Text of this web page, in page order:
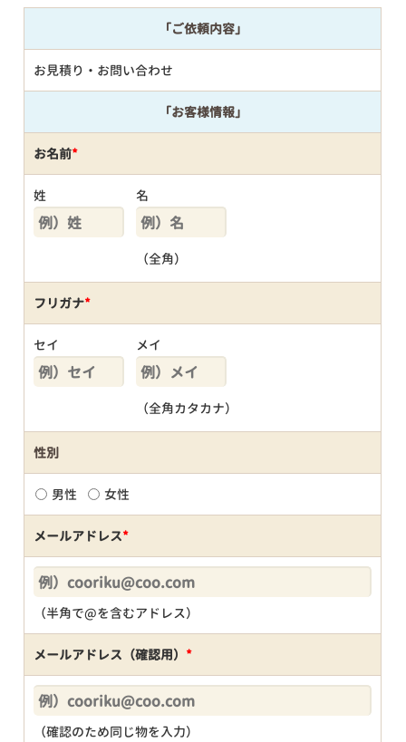
「ご依頼内容」
お見積り・お問い合わせ
「お客様情報」
お名前*
姓 名
（全角）
フリガナ*
セイ メイ
（全角カタカナ）
性別
男性 女性
メールアドレス*
（半角で@を含むアドレス）
メールアドレス（確認用） *
（確認のため同じ物を入力）